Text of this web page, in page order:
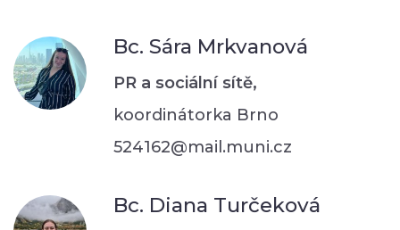
PROFESIONÁLOVÉ
STUDENTI
Bc. Sára Mrkvanová
PR a sociální sítě,
koordinátorka Brno
524162@mail.muni.cz
Bc. Diana Turčeková